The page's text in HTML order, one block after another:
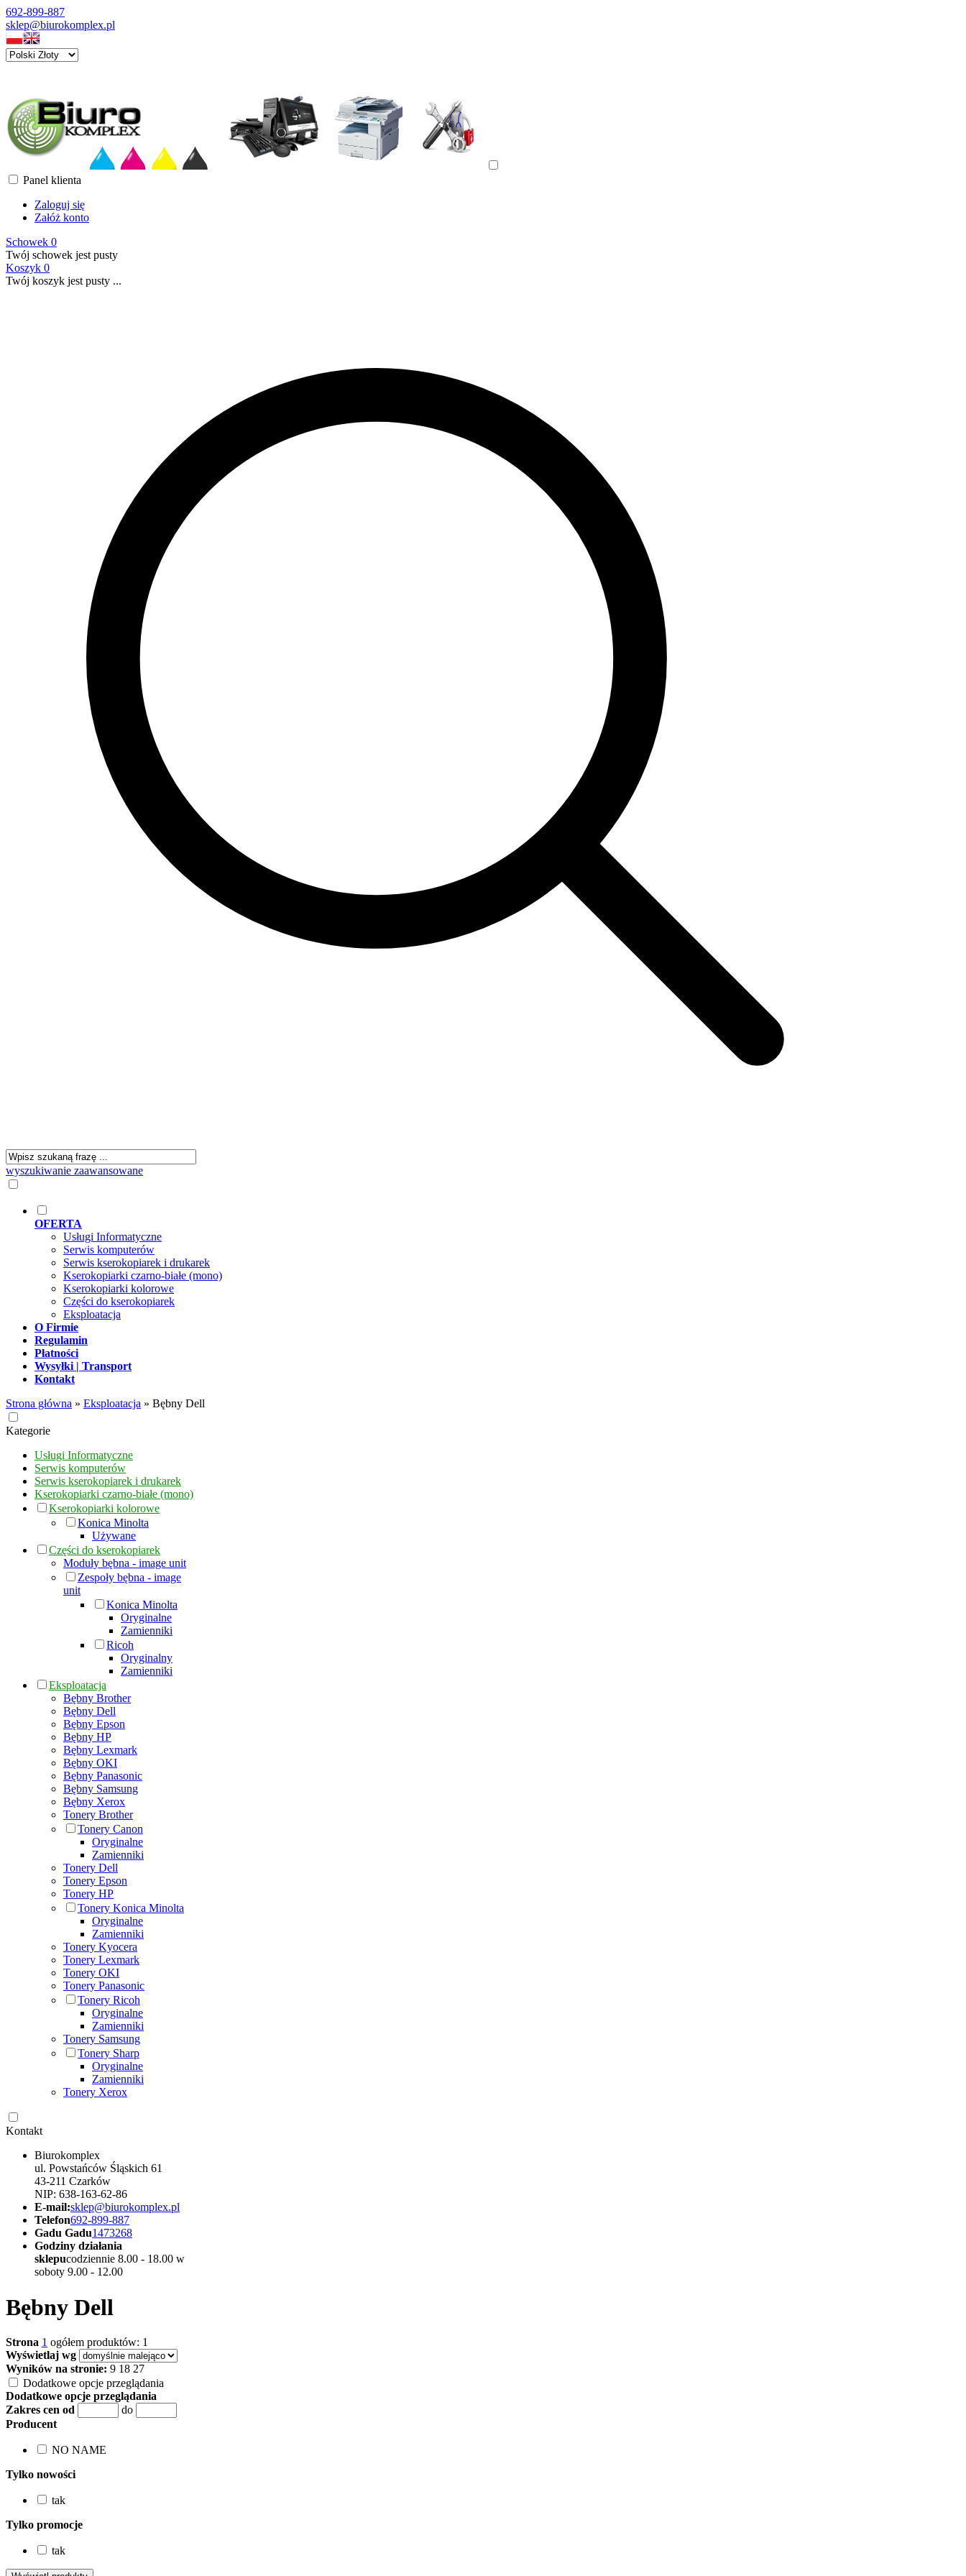
692-899-887
sklep@biurokomplex.pl
Panel klienta
Zaloguj się
Załóż konto
Schowek 0
Twój schowek jest pusty
Koszyk 0
Twój koszyk jest pusty ...
wyszukiwanie zaawansowane
OFERTA
Usługi Informatyczne
Serwis komputerów
Serwis kserokopiarek i drukarek
Kserokopiarki czarno-białe (mono)
Kserokopiarki kolorowe
Części do kserokopiarek
Eksploatacja
O Firmie
Regulamin
Płatności
Wysyłki | Transport
Kontakt
Strona główna » Eksploatacja » Bębny Dell
Kategorie
Usługi Informatyczne
Serwis komputerów
Serwis kserokopiarek i drukarek
Kserokopiarki czarno-białe (mono)
Kserokopiarki kolorowe
Konica Minolta
Używane
Części do kserokopiarek
Moduły bębna - image unit
Zespoły bębna - image
unit
Konica Minolta
Oryginalne
Zamienniki
Ricoh
Oryginalny
Zamienniki
Eksploatacja
Bębny Brother
Bębny Dell
Bębny Epson
Bębny HP
Bębny Lexmark
Bębny OKI
Bębny Panasonic
Bębny Samsung
Bębny Xerox
Tonery Brother
Tonery Canon
Oryginalne
Zamienniki
Tonery Dell
Tonery Epson
Tonery HP
Tonery Konica Minolta
Oryginalne
Zamienniki
Tonery Kyocera
Tonery Lexmark
Tonery OKI
Tonery Panasonic
Tonery Ricoh
Oryginalne
Zamienniki
Tonery Samsung
Tonery Sharp
Oryginalne
Zamienniki
Tonery Xerox
Kontakt
Biurokomplex
ul. Powstańców Śląskich 61
43-211 Czarków
NIP: 638-163-62-86
E-mail:sklep@biurokomplex.pl
Telefon692-899-887
Gadu Gadu1473268
Godziny działania
sklepucodziennie 8.00 - 18.00 w
soboty 9.00 - 12.00
Bębny Dell
Strona 1 ogółem produktów: 1
Wyświetlaj wg
Wyników na stronie: 9 18 27
Dodatkowe opcje przeglądania
Dodatkowe opcje przeglądania
Zakres cen od
do
Producent
NO NAME
Tylko nowości
tak
Tylko promocje
tak